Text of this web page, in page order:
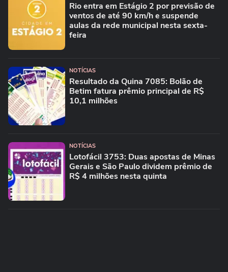
Rio entra em Estágio 2 por previsão de
ventos de até 90 km/h e suspende
aulas da rede municipal nesta sexta-
feira
NOTÍCIAS
Resultado da Quina 7085: Bolão de
Betim fatura prêmio principal de R$
10,1 milhões
NOTÍCIAS
Lotofácil 3753: Duas apostas de Minas
Gerais e São Paulo dividem prêmio de
R$ 4 milhões nesta quinta